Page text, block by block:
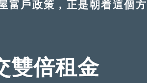
富戶政策，正是朝着這個方
雙倍租金